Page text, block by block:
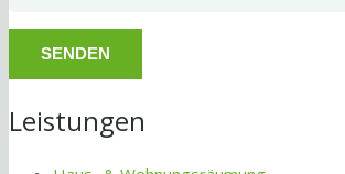
Leistungen